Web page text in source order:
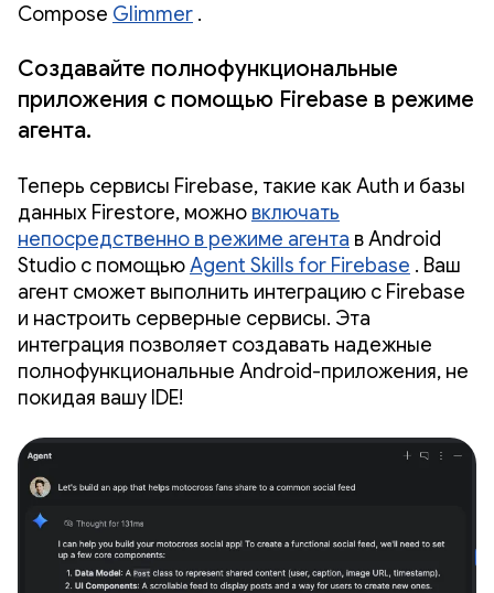
Compose Glimmer .
Создавайте полнофункциональные
приложения с помощью Firebase в режиме
агента.
Теперь сервисы Firebase, такие как Auth и базы
данных Firestore, можно включать
непосредственно в режиме агента в Android
Studio с помощьюAgent Skills for Firebase . Ваш
агент сможет выполнить интеграцию с Firebase
и настроить серверные сервисы. Эта
интеграция позволяет создавать надежные
полнофункциональные Android-приложения, не
покидая вашу IDE!